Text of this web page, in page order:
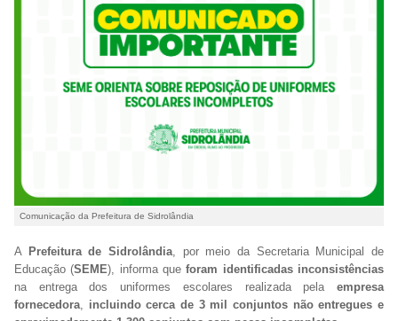
Comunicação da Prefeitura de Sidrolândia
A Prefeitura de Sidrolândia, por meio da Secretaria Municipal de
Educação (SEME), informa que foram identificadas inconsistências
na entrega dos uniformes escolares realizada pela empresa
fornecedora, incluindo cerca de 3 mil conjuntos não entregues e